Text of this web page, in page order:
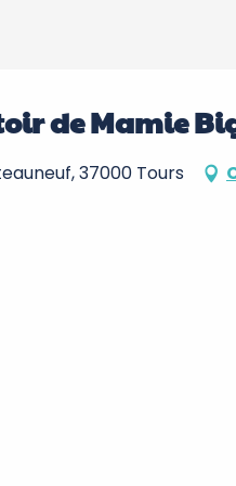
de Mamie
37000 Tours